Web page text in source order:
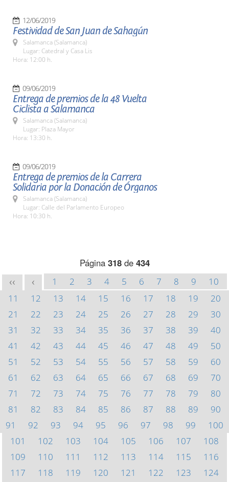
12/06/2019
Festividad de San Juan de Sahagún
Salamanca (Salamanca)
Lugar: Catedral y Casa Lis
Hora: 12:00 h.
09/06/2019
Entrega de premios de la 48 Vuelta
Ciclista a Salamanca
Salamanca (Salamanca)
Lugar: Plaza Mayor
Hora: 13:30 h.
09/06/2019
Entrega de premios de la Carrera
Solidaria por la Donación de Órganos
Salamanca (Salamanca)
Lugar: Calle del Parlamento Europeo
Hora: 10:30 h.
Página 318de 434
<< < 1 2 3 4 5 6 7 8 9
10
11
12 13 14 15 16 17 18 19
20
21
22 23 24 25 26 27 28 29
30
31
32 33 34 35 36 37 38 39
40
41
42 43 44 45 46 47 48 49
50
51
52 53 54 55 56 57 58 59
60
61
62 63 64 65 66 67 68 69
70
71
72 73 74 75 76 77 78 79
80
81
82 83 84 85 86 87 88 89
90
91
92 93 94 95 96 97 98 99
100
101
102 103 104 105 106 107
108
109
110 111 112 113 114 115
116
117
118 119 120 121 122 123
124